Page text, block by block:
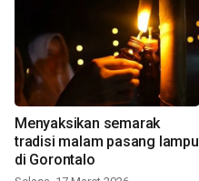
Menyaksikan semarak
tradisi malam pasang lampu
di Gorontalo